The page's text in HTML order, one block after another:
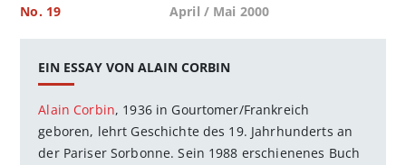
No. 19 April / Mai 2000
EIN ESSAY VON ALAIN CORBIN
Alain Corbin, 1936 in Gourtomer/Frankreich
geboren, lehrt Geschichte des 19. Jahrhunderts an
der Pariser Sorbonne. Sein 1988 erschienenes Buch